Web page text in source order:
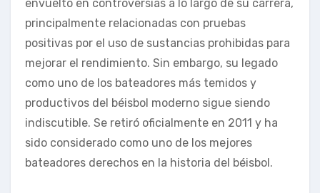
envuelto en controversias a lo largo de su carrera,
principalmente relacionadas con pruebas
positivas por el uso de sustancias prohibidas para
mejorar el rendimiento. Sin embargo, su legado
como uno de los bateadores más temidos y
productivos del béisbol moderno sigue siendo
indiscutible. Se retiró oficialmente en 2011 y ha
sido considerado como uno de los mejores
bateadores derechos en la historia del béisbol.